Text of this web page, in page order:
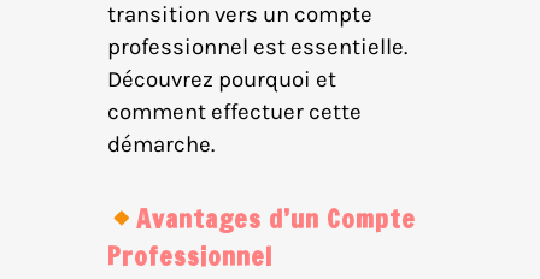
transition vers un compte
professionnel est essentielle.
Découvrez pourquoi et
comment effectuer cette
démarche.
Avantages d’un Compte
Professionnel